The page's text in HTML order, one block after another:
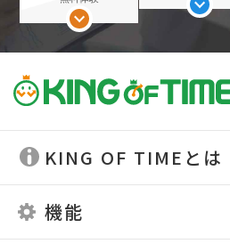
KING OF TIMEとは
機能